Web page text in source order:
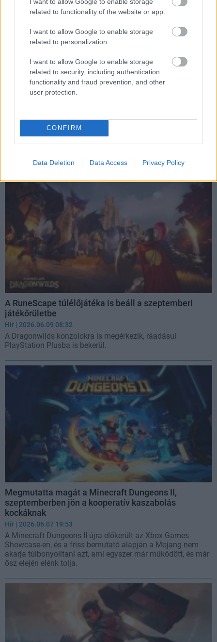
related to functionality of the website or app.
I want to allow Google to enable storage
related to personalization.
I want to allow Google to enable storage
related to security, including authentication
functionality and fraud prevention, and other
user protection.
CONFIRM
Data Deletion Data Access Privacy Policy
építhetünk benne
| 2026.06.09 09:02
Az Infinite Rush több mint 150 autóval és saját készítésű
A RuneScape túlélőjátéka is beáll a szeptemberi
játékőrületbe
Hír | 2026.06.09 08:32
A Dragonwilds konzolokra is megérkezik, ráadásul
PlayStation Plusba is bekerül.
Megmutatta magát a Minecraft Dungeons II,
szeptemberben jön a kooperatív kaszabolás
kockáknak
Hír | 2026.06.07 19:53
A Minecraft Dungeons II újra előkerült az Xbox Games
Showcase-en, és a friss bemutató alapján a Mojang nem
akarja túlbonyolítani azt, ami egyszer már működött, és már
ősz elején elénk tolja.